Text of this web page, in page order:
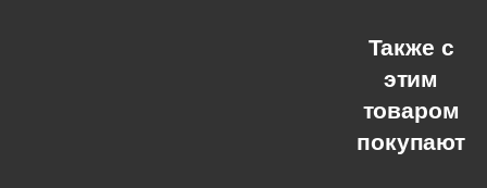
Также с
этим
товаром
покупают